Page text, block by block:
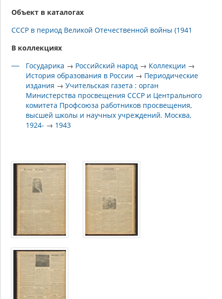
Объект в каталогах
СССР в период Великой Отечественной войны (1941
В коллекциях
Государика → Российский народ → Коллекции →
История образования в России → Периодические
издания →Учительская газета : орган
Министерства просвещения СССР и Центрального
комитета Профсоюза работников просвещения,
высшей школы и научных учреждений. Москва,
1924- → 1943